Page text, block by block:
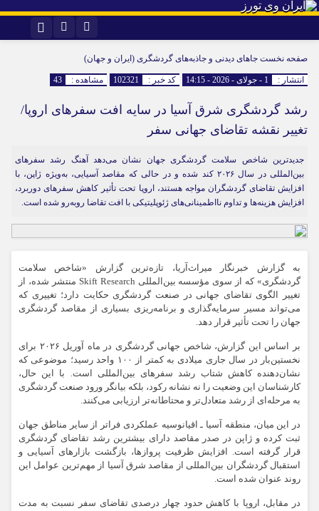
اینستاگرام تلگرام صفحه نخست جاهای دیدنی و جاذبه‌های گردشگری (ایران و جهان)
انتشار : 1 - جولای - 2026 - 14:15 کد خبر : 102321 مشاهده : 43
رشد گردشگری شرق آسیا در سایه افت سفرهای اروپا/
تغییر نقشه تقاضای جهانی سفر
جدیدترین شاخص سلامت گردشگری جهان نشان می‌دهد آهنگ رشد سفرهای
بین‌المللی در سال ۲۰۲۶ کند شده و در حالی که مقاصد آسیایی، به‌ویژه ژاپن، با
افزایش تقاضای گردشگران مواجه هستند، اروپا تحت تأثیر کاهش سفرهای دوربرد،
افزایش هزینه‌ها و تداوم نااطمینانی‌های ژئوپلیتیکی با افت تقاضا روبه‌رو شده است.
به گزارش خبرنگار میراث‌آریا، تازه‌ترین گزارش «شاخص سلامت
گردشگری» که از سوی مؤسسه بین‌المللی Skift Research منتشر شده، از
تغییر الگوی تقاضای جهانی در صنعت گردشگری حکایت دارد؛ تغییری که
می‌تواند مسیر سرمایه‌گذاری و برنامه‌ریزی بسیاری از مقاصد گردشگری
جهان را تحت تأثیر قرار دهد.
بر اساس این گزارش، شاخص جهانی گردشگری در ماه آوریل ۲۰۲۶ برای
نخستین‌بار در سال جاری میلادی به کمتر از ۱۰۰ واحد رسید؛ موضوعی که
نشان‌دهنده کاهش شتاب رشد سفرهای بین‌المللی است. با این حال،
کارشناسان این وضعیت را نه نشانه رکود، بلکه بیانگر ورود صنعت گردشگری
به مرحله‌ای از رشد متعادل‌تر و محتاطانه‌تر ارزیابی می‌کنند.
در این میان، منطقه آسیا ـ اقیانوسیه عملکردی فراتر از سایر مناطق جهان
ثبت کرده و ژاپن در صدر مقاصد دارای بیشترین رشد تقاضای گردشگری
قرار گرفته است. افزایش ظرفیت پروازها، بازگشت بازارهای آسیایی و
استقبال گردشگران بین‌المللی از مقاصد شرق آسیا از مهم‌ترین عوامل این
روند عنوان شده است.
در مقابل، اروپا با کاهش حدود چهار درصدی تقاضای سفر نسبت به مدت